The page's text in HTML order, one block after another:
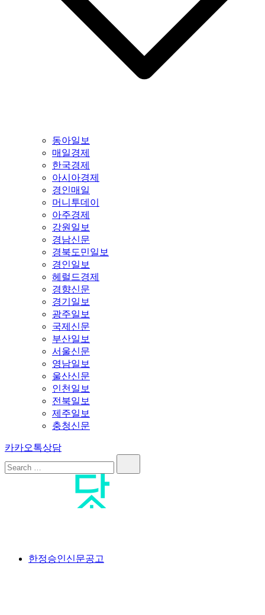
동아일보
매일경제
한국경제
아시아경제
경인매일
머니투데이
아주경제
강원일보
경남신문
경북도민일보
경인일보
헤럴드경제
경향신문
경기일보
광주일보
국제신문
부산일보
서울신문
영남일보
울산신문
인천일보
전북일보
제주일보
충청신문
카카오톡상담
신문공고 #한정승인신문공고 #상속한정승인신문공고 #분실공
한정승인신문공고